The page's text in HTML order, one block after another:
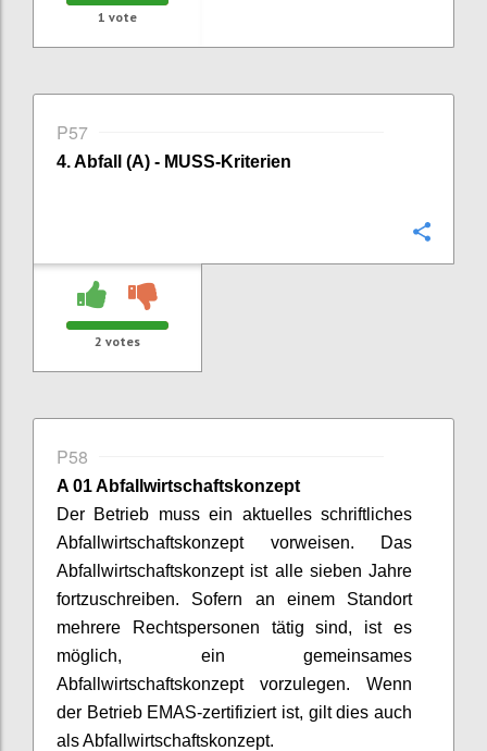
1 vote
P57
4. Abfall (A) - MUSS-Kriterien
2 votes
P58
A 01 Abfallwirtschaftskonzept
Der Betrieb muss ein aktuelles schriftliches
Abfallwirtschaftskonzept vorweisen. Das
Abfallwirtschaftskonzept ist alle sieben Jahre
fortzuschreiben. Sofern an einem Standort
mehrere Rechtspersonen tätig sind, ist es
möglich, ein gemeinsames
Abfallwirtschaftskonzept vorzulegen. Wenn
der Betrieb EMAS-zertifiziert ist, gilt dies auch
als Abfallwirtschaftskonzept.